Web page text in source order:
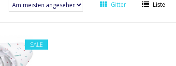
Gitter Liste
SALE